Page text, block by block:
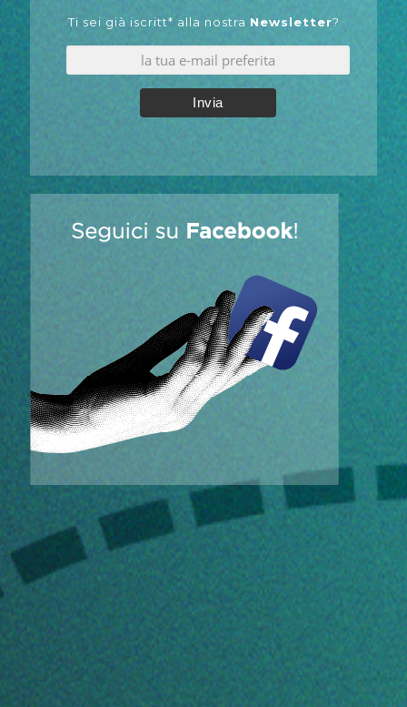
Ti sei già iscritt* alla nostra Newsletter?